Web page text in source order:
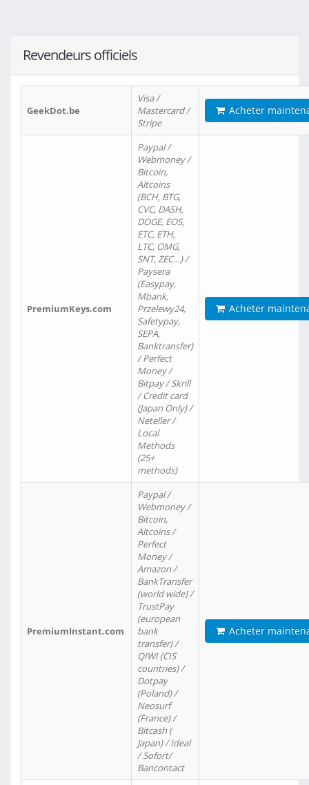
Revendeurs officiels
GeekDot.be
Visa /
Mastercard /
Stripe
Acheter
PremiumKeys.com
Paypal /
Webmoney /
Bitcoin,
Altcoins
(BCH, BTG,
CVC, DASH,
DOGE, EOS,
ETC, ETH,
LTC, OMG,
SNT, ZEC…) /
Paysera
(Easypay,
Mbank,
Przelewy24,
Safetypay,
SEPA,
Banktransfer)
/ Perfect
Money /
Bitpay / Skrill
/ Credit card
(Japan Only) /
Neteller /
Local
Methods
(25+
methods)
Acheter
PremiumInstant.com
Paypal /
Webmoney /
Bitcoin,
Altcoins /
Perfect
Money /
Amazon /
BankTransfer
(world wide) /
TrustPay
(european
bank
transfer) /
QIWI (CIS
countries) /
Dotpay
(Poland) /
Neosurf
(France) /
Bitcash (
Japan) / Ideal
/ Sofort/
Bancontact
Acheter